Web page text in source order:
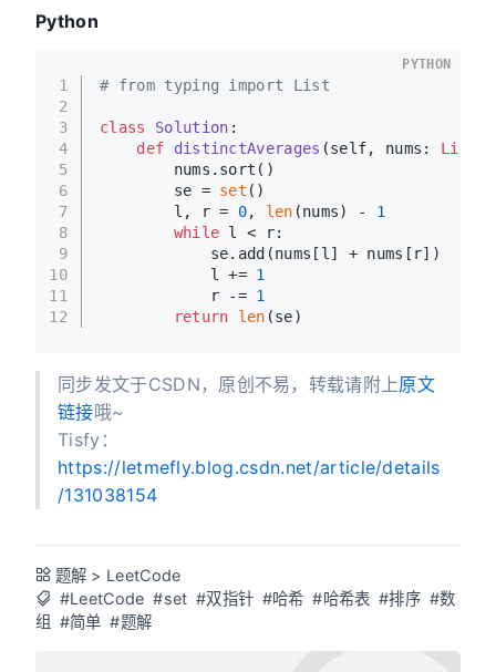
Python
1
2
3
4
5
6
7
8
9
10
11
12
# from typing import List
class Solution :
def
distinctAverages (self, nums: List
        nums.sort()
        se =
set ()
        l, r =
0, len (nums) - 1
while l < r:
            se.add(nums[l] + nums[r])
            l +=
1
            r -=
1
return
len (se)
PYTHON
同步发文于CSDN，原创不易，转载请附上原文
链接哦~
Tisfy：
https://letmefly.blog.csdn.net/article/details
/131038154
题解 > LeetCode
#LeetCode #set #双指针 #哈希 #哈希表 #排序 #数
组 #简单 #题解